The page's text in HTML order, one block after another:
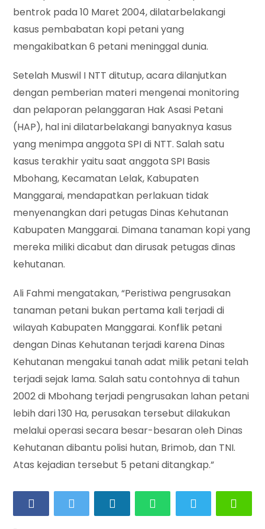
bentrok pada 10 Maret 2004, dilatarbelakangi
kasus pembabatan kopi petani yang
mengakibatkan 6 petani meninggal dunia.
Setelah Muswil I NTT ditutup, acara dilanjutkan
dengan pemberian materi mengenai monitoring
dan pelaporan pelanggaran Hak Asasi Petani
(HAP), hal ini dilatarbelakangi banyaknya kasus
yang menimpa anggota SPI di NTT. Salah satu
kasus terakhir yaitu saat anggota SPI Basis
Mbohang, Kecamatan Lelak, Kabupaten
Manggarai, mendapatkan perlakuan tidak
menyenangkan dari petugas Dinas Kehutanan
Kabupaten Manggarai. Dimana tanaman kopi yang
mereka miliki dicabut dan dirusak petugas dinas
kehutanan.
Ali Fahmi mengatakan, “Peristiwa pengrusakan
tanaman petani bukan pertama kali terjadi di
wilayah Kabupaten Manggarai. Konflik petani
dengan Dinas Kehutanan terjadi karena Dinas
Kehutanan mengakui tanah adat milik petani telah
terjadi sejak lama. Salah satu contohnya di tahun
2002 di Mbohang terjadi pengrusakan lahan petani
lebih dari 130 Ha, perusakan tersebut dilakukan
melalui operasi secara besar-besaran oleh Dinas
Kehutanan dibantu polisi hutan, Brimob, dan TNI.
Atas kejadian tersebut 5 petani ditangkap.”